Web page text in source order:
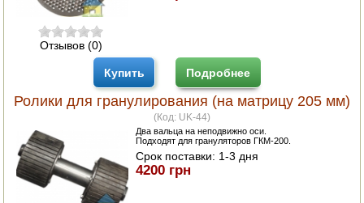
Отзывов (0)
Купить Подробнее
Ролики для гранулирования (на матрицу 205 мм)
(Код: UK-44)
Два вальца на неподвижно оси.
Подходят для грануляторов ГКМ-200.
Срок поставки: 1-3 дня
4200 грн